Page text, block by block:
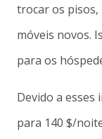
trocar os
móveis novos.
para os
Devido a esses
para 140 $/